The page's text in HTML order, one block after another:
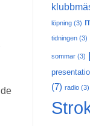
löpning(3)
tidningen(3)
sommar(3)
(7) radio(3)